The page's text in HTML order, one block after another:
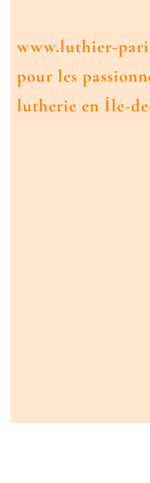
www.luthier-
pour les
lutherie en Île-